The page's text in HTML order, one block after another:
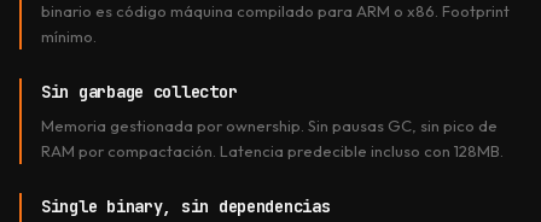
binario es código máquina compilado para ARM o x86. Footprint
mínimo.
Sin garbage collector
Memoria gestionada por ownership. Sin pausas GC, sin pico de
RAM por compactación. Latencia predecible incluso con 128MB.
Single binary, sin dependencias